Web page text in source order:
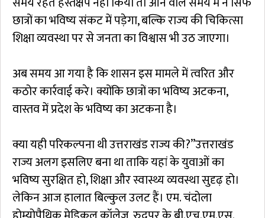
छात्रों का भविष्य संकट में पड़ेगा, बल्कि राज्य की चिकित्सा
शिक्षा व्यवस्था पर से जनता का विश्वास भी उठ जाएगा।
अब समय आ गया है कि शासन इस मामले में त्वरित और
कठोर कार्रवाई करे। क्योंकि छात्रों का भविष्य अटकना,
वास्तव में प्रदेश के भविष्य का अटकना है।
क्या यही परिकल्पना थी उत्तराखंड राज्य की?”उत्तराखंड
राज्य अलग इसलिए बना था ताकि यहां के युवाओं का
भविष्य सुरक्षित हो, शिक्षा और स्वास्थ्य व्यवस्था सुदृढ़ हो।
लेकिन आज हालात बिल्कुल उलट हैं। एम. चंदोला